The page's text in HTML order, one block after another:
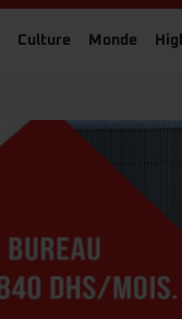
Culture Monde